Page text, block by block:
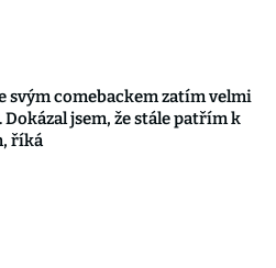
svým comebackem zatím velmi
Dokázal jsem, že stále patřím k
říká